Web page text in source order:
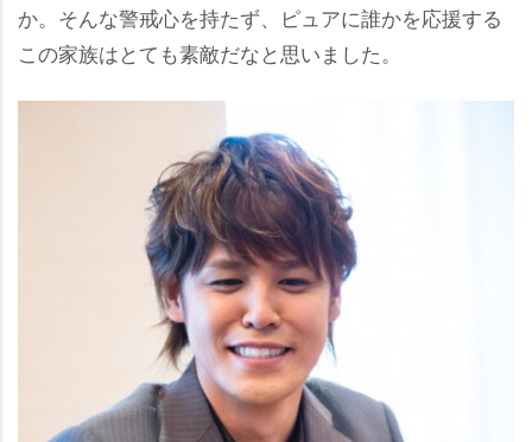
か。そんな警戒心を持たず、ピュアに誰かを応援する
この家族はとても素敵だなと思いました。